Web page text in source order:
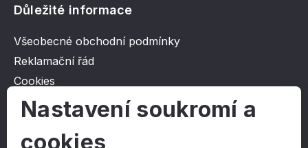
Důležité informace
Všeobecné obchodní podmínky
Reklamační řád
Cookies
Ochrana osobních údajů
Nastavení soukromí a
cookies